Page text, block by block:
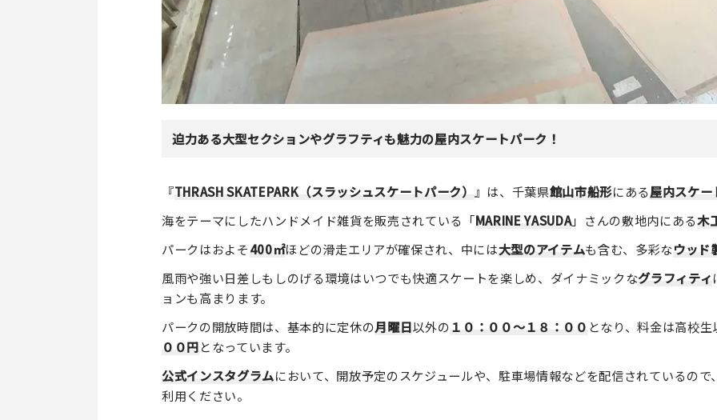
迫力ある大型セクションやグラフティも魅力の屋内スケートパーク！
『THRASH SKATEPARK（スラッシュスケートパーク） 』は、千葉県館山市船形にある屋内スケー
海をテーマにしたハンドメイド雑貨を販売されている「MARINE YASUDA」さんの敷地内にある木
パークはおよそ400㎡ほどの滑走エリアが確保され、中には大型のアイテムも含む、多彩なウッド
風雨や強い日差しもしのげる環境はいつでも快適スケートを楽しめ、ダイナミックなグラフィティ
ョンも高まります。
パークの開放時間は、基本的に定休の月曜日以外の１０：００～１８：００ となり、料金は高校生
００円となっています。
公式インスタグラムにおいて、開放予定のスケジュールや、駐車場情報などを配信されているの
利用ください。